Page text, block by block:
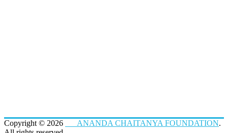
Copyright © 2026 ANANDA CHAITANYA FOUNDATION.